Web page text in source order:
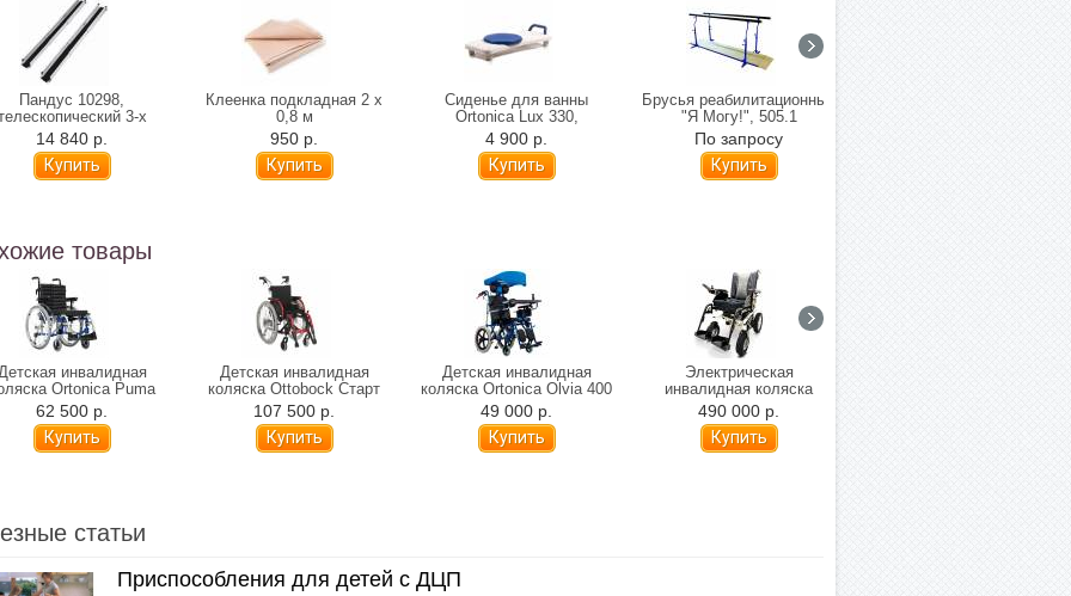
Пандус 10298,
3-х
секционный, 150 см
14 840 р.
Клеенка подкладная 2 х
0,8 м
950 р.
Сиденье для ванны
Ortonica Lux 330,
поворотное (аналог Lux-
100)
4 900 р.
Брусья реабилитационные
"Я Могу!", 505.1
По запросу
товары
инвалидная
Ortonica Puma
(Tiger, Leo)
62 500 р.
Детская инвалидная
коляска Ottobock Старт
Юниор (от 13,5 кг)
107 500 р.
Детская инвалидная
коляска Ortonica Olvia 400
(Olvia 20 с капюшоном и
столиком)
49 000 р.
Электрическая
инвалидная коляска
Invacare Kite в
расширенной
комплектации (подъемник
сиденья)
490 000 р.
статьи
Приспособления для детей с ДЦП